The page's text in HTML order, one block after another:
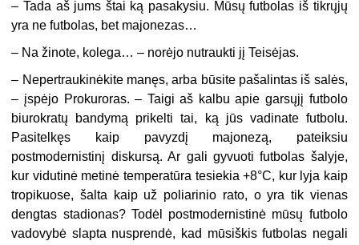
– Tada aš jums štai ką pasakysiu. Mūsų futbolas iš tikrųjų
yra ne futbolas, bet majonezas…
– Na žinote, kolega… – norėjo nutraukti jį Teisėjas.
– Nepertraukinėkite manęs, arba būsite pašalintas iš salės,
– įspėjo Prokuroras. – Taigi aš kalbu apie garsųjį futbolo
biurokratų bandymą prikelti tai, ką jūs vadinate futbolu.
Pasitelkęs kaip pavyzdį majonezą, pateiksiu
postmodernistinį diskursą. Ar gali gyvuoti futbolas šalyje,
kur vidutinė metinė temperatūra tesiekia +8°C, kur lyja kaip
tropikuose, šalta kaip už poliarinio rato, o yra tik vienas
dengtas stadionas? Todėl postmodernistinė mūsų futbolo
vadovybė slapta nusprendė, kad mūsiškis futbolas negali